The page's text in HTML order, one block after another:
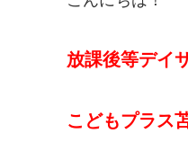
放課後等デイ
こどもプラス